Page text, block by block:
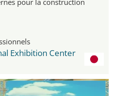
pour la construction
Exhibition Center